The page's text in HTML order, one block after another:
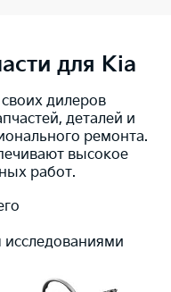
для Kia
дилеров
деталей и
ремонта.
высокое
работ.